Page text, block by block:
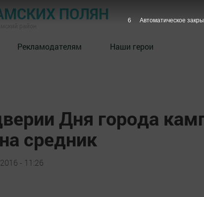
ПОЛЯН
Рекламодателям Наши герои
Дня города
средник
- 11:26
5 Автоматическое